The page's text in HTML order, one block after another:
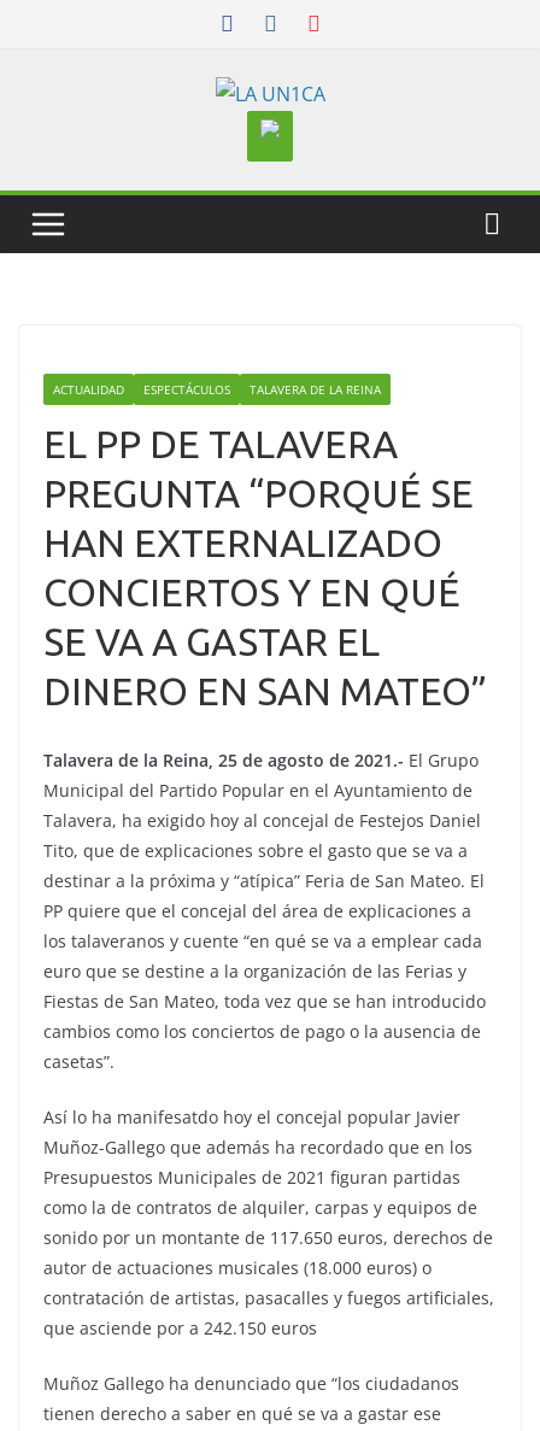
ACTUALIDAD ESPECTÁCULOS TALAVERA DE LA REINA
EL PP DE TALAVERA
PREGUNTA “PORQUÉ SE
HAN EXTERNALIZADO
CONCIERTOS Y EN QUÉ
SE VA A GASTAR EL
DINERO EN SAN MATEO”
Talavera de la Reina, 25 de agosto de 2021.- El Grupo
Municipal del Partido Popular en el Ayuntamiento de
Talavera, ha exigido hoy al concejal de Festejos Daniel
Tito, que de explicaciones sobre el gasto que se va a
destinar a la próxima y “atípica” Feria de San Mateo. El
PP quiere que el concejal del área de explicaciones a
los talaveranos y cuente “en qué se va a emplear cada
euro que se destine a la organización de las Ferias y
Fiestas de San Mateo, toda vez que se han introducido
cambios como los conciertos de pago o la ausencia de
casetas”.
Así lo ha manifesatdo hoy el concejal popular Javier
Muñoz-Gallego que además ha recordado que en los
Presupuestos Municipales de 2021 figuran partidas
como la de contratos de alquiler, carpas y equipos de
sonido por un montante de 117.650 euros, derechos de
autor de actuaciones musicales (18.000 euros) o
contratación de artistas, pasacalles y fuegos artificiales,
que asciende por a 242.150 euros
Muñoz Gallego ha denunciado que “los ciudadanos
tienen derecho a saber en qué se va a gastar ese